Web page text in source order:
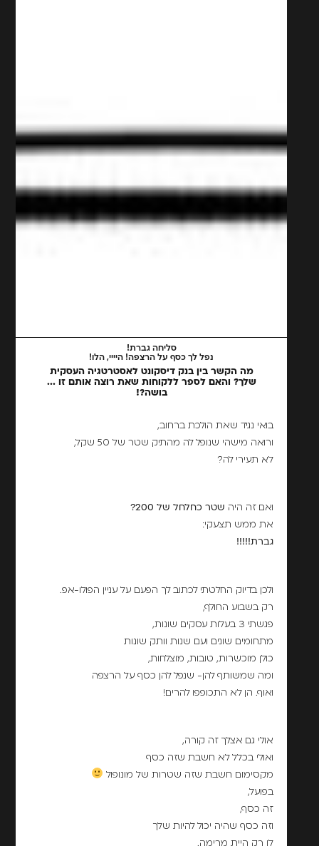
סליחה גברת!
נפל לך כסף על הרצפה! היייי, הלו!
מה הקשר בין בנק דיסקונט לאסטרטגיה העסקית
שלך? והאם לספר ללקוחות שאת רוצה אותם זו ...
בושה?!
בואי נגיד שאת הולכת ברחוב,
ורואה מישהי שנופל לה מהתיק שטר של 50 שקל,
לא תעירי לה?
ואם זה היה שטר כחלחל של 200?
את ממש תצעקי:
גברת!!!!!
ולכן בדיוק החלטתי לכתוב לך הפעם על עניין הפולו-אפ.
רק בשבוע החולף,
פגשתי 3 בעלות עסקים שונות,
מתחומים שונים ועם שנות וותק שונות
כולן מוכשרות, טובות, מוצלחות,
ומה שמשותף להן- שנפל להן כסף על הרצפה
ואוף. הן לא התכופפו להרים!
אולי גם אצלך זה קורה,
ואולי בכלל לא חשבת שזה כסף
מקסימום חשבת שזה שטרות של מונופול
בפועל,
זה כסף,
וזה כסף שהיה יכול להיות שלך
לו רק היית מרימה.